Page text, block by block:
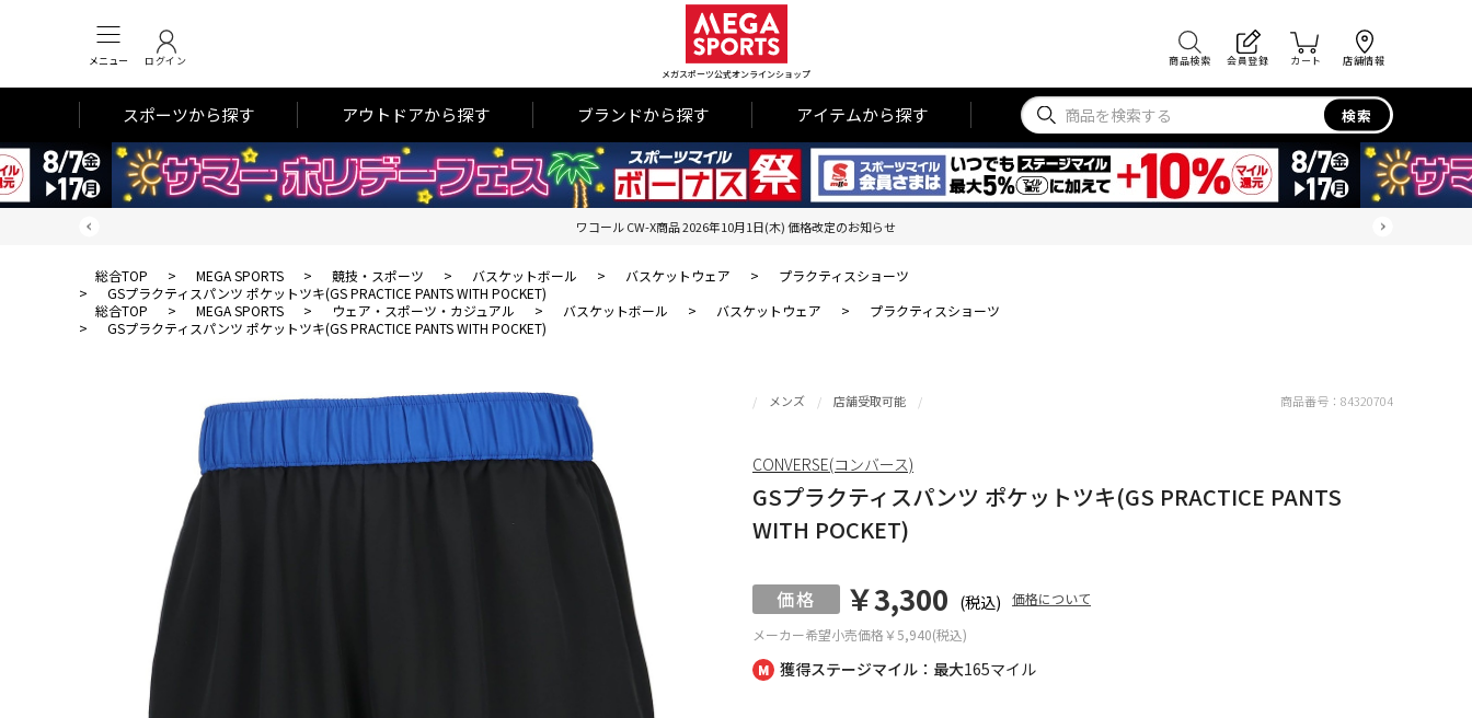
メニュー ログイン
メガスポーツ公式オンラインショップ
商品検索 会員登録 カート 店舗情報
スポーツから探す アウトドアから探す ブランドから探す アイテムから探す 検索
ワコール CW-X商品 2026年10月1日(木) 価格改定のお知らせ
総合TOP > MEGA SPORTS > 競技・スポーツ > バスケットボール > バスケットウェア >
プラクティスショーツ
>
GSプラクティスパンツ ポケットツキ(GS PRACTICE PANTS WITH POCKET)
総合TOP
> MEGA SPORTS > ウェア・スポーツ・カジュアル > バスケットボール > バスケットウェア >
プラクティスショーツ
>
GSプラクティスパンツ ポケットツキ(GS PRACTICE PANTS WITH POCKET)
獲得ステージマイル：最大165マイル
メンズ 店舗受取可能
GSプラクティスパンツ ポケットツキ(GS PRACTICE PANTS
WITH POCKET)
メーカー希望小売価格￥5,940(税込)
￥3,300 (税込) 価格について
商品番号： 84320704
CONVERSE(コンバース)